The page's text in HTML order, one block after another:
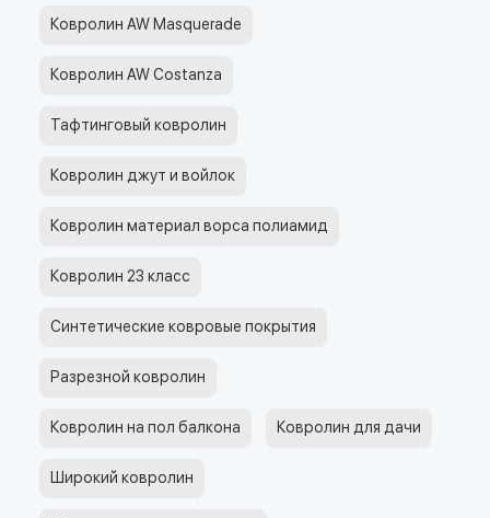
Ковролин AW Masquerade
Ковролин AW Costanza
Тафтинговый ковролин
Ковролин джут и войлок
Ковролин материал ворса полиамид
Ковролин 23 класс
Синтетические ковровые покрытия
Разрезной ковролин
Ковролин на пол балкона Ковролин для дачи
Широкий ковролин